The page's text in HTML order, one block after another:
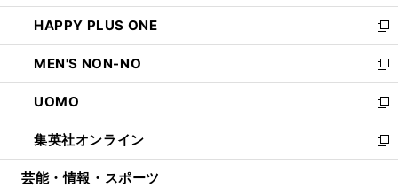
開
く
ウ
で
開
く
ン
ド
ウ
で
開
く
ウ
ィ
ン
ド
ウ
で
開
く
し
い
ウ
ィ
ン
ド
ウ
で
開
HAPPY PLUS ONE
新
し
い
ウ
ィ
ン
ド
ウ
MEN'S NON-NO
新
し
い
ウ
ィ
ン
UOMO
新
し
い
ウ
集英社オンライン
新
し
芸能・情報・スポーツ